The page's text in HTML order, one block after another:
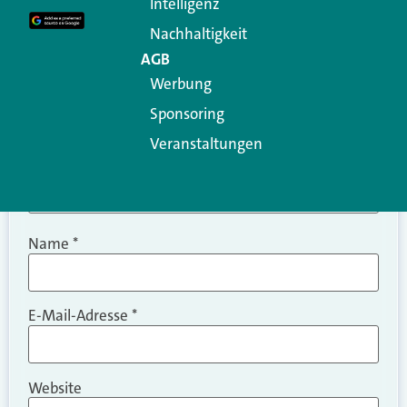
Kommentar
Name *
E-Mail-Adresse *
Website
Nachhaltigkeit
AGB
Werbung
Sponsoring
Veranstaltungen